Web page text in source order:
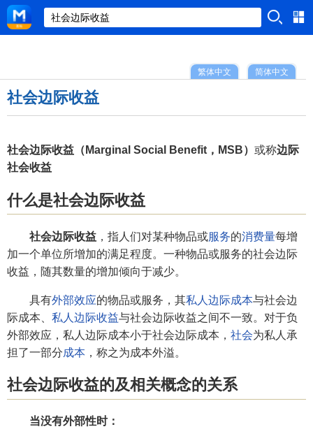
简体中文
繁体中文
社会边际收益
社会边际收益（Marginal Social Benefit，MSB） 或称边际
社会收益
什么是社会边际收益
社会边际收益 ，指人们对某种物品或服务的消费量每增
加一个单位所增加的满足程度。一种物品或服务的社会边际
收益，随其数量的增加倾向于减少。
具有外部效应的物品或服务，其私人边际成本与社会边
际成本、 私人边际收益与社会边际收益之间不一致。对于负
外部效应，私人边际成本小于社会边际成本， 社会为私人承
担了一部分成本 ，称之为成本外溢。
社会边际收益的及相关概念的关系
当没有外部性时：